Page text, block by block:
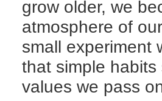
grow older, we
atmosphere of
small experiment
that simple
values we pass